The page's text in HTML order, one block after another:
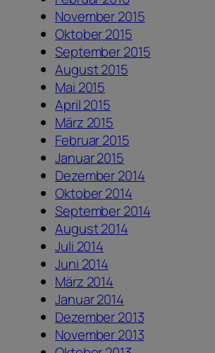
November 2015
Oktober 2015
September 2015
August 2015
Mai 2015
April 2015
März 2015
Februar 2015
Januar 2015
Dezember 2014
Oktober 2014
September 2014
August 2014
Juli 2014
Juni 2014
März 2014
Januar 2014
Dezember 2013
November 2013